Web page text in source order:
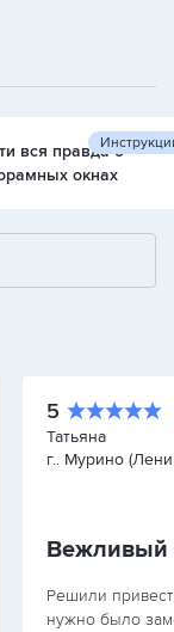
вся правда о
окнах
5
Татьяна
г.. Мурино
Решили
нужно было